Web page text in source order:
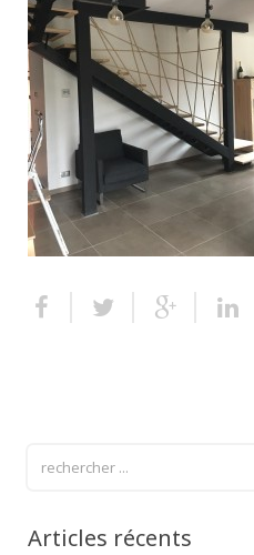
Escalier extérieur
Finitions pour escalier
Articles récents